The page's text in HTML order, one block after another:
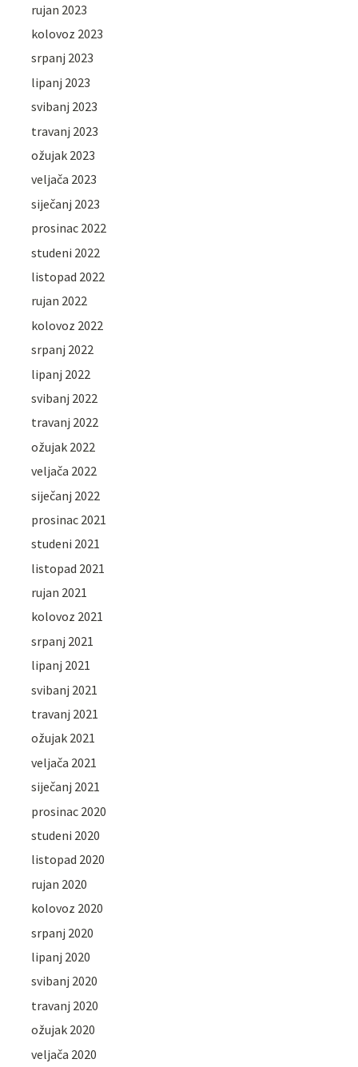
rujan 2023
kolovoz 2023
srpanj 2023
lipanj 2023
svibanj 2023
travanj 2023
ožujak 2023
veljača 2023
siječanj 2023
prosinac 2022
studeni 2022
listopad 2022
rujan 2022
kolovoz 2022
srpanj 2022
lipanj 2022
svibanj 2022
travanj 2022
ožujak 2022
veljača 2022
siječanj 2022
prosinac 2021
studeni 2021
listopad 2021
rujan 2021
kolovoz 2021
srpanj 2021
lipanj 2021
svibanj 2021
travanj 2021
ožujak 2021
veljača 2021
siječanj 2021
prosinac 2020
studeni 2020
listopad 2020
rujan 2020
kolovoz 2020
srpanj 2020
lipanj 2020
svibanj 2020
travanj 2020
ožujak 2020
veljača 2020